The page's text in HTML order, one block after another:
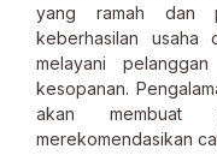
yang ramah dan
keberhasilan usaha
melayani
kesopanan.
akan
merekomendasikan